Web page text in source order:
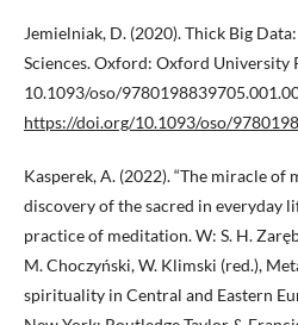
Jemielniak, D. (2020). Thick Big
Sciences. Oxford: Oxford University
10.1093/oso/
https://doi.org/10.1093/oso/
Kasperek, A. (2022). “The miracle of
discovery of the sacred in everyday
practice of meditation. W: S. H.
M. Choczyński, W. Klimski (red.),
spirituality in Central and Eastern